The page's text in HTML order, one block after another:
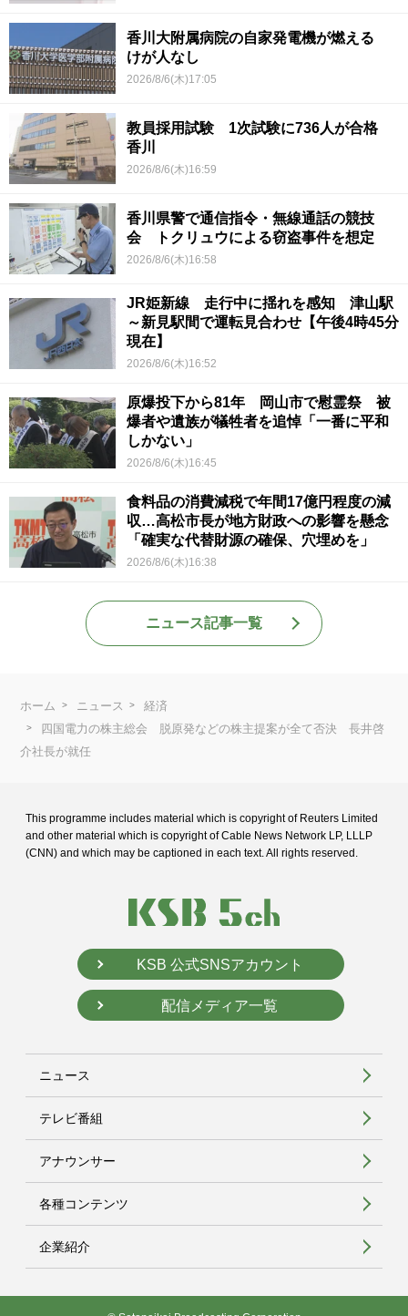
香川大附属病院の自家発電機が燃える
けが人なし
2026/8/6(木)17:05
教員採用試験 1次試験に736人が合格
香川
2026/8/6(木)16:59
香川県警で通信指令・無線通話の競技
会 トクリュウによる窃盗事件を想定
2026/8/6(木)16:58
JR姫新線 走行中に揺れを感知 津山駅
～新見駅間で運転見合わせ【午後4時45分
現在】
2026/8/6(木)16:52
原爆投下から81年 岡山市で慰霊祭 被
爆者や遺族が犠牲者を追悼「一番に平和
しかない」
2026/8/6(木)16:45
食料品の消費減税で年間17億円程度の減
収…高松市長が地方財政への影響を懸念
「確実な代替財源の確保、穴埋めを」
2026/8/6(木)16:38
ニュース記事一覧
ホーム ニュース
経済
四国電力の株主総会 脱原発などの株主提案が全て否決 長井啓
介社長が就任
This programme includes material which is copyright of Reuters Limited
and other material which is copyright of Cable News Network LP, LLLP
(CNN) and which may be captioned in each text. All rights reserved.
KSB 公式SNSアカウント
配信メディア一覧
ニュース
テレビ番組
アナウンサー
各種コンテンツ
企業紹介